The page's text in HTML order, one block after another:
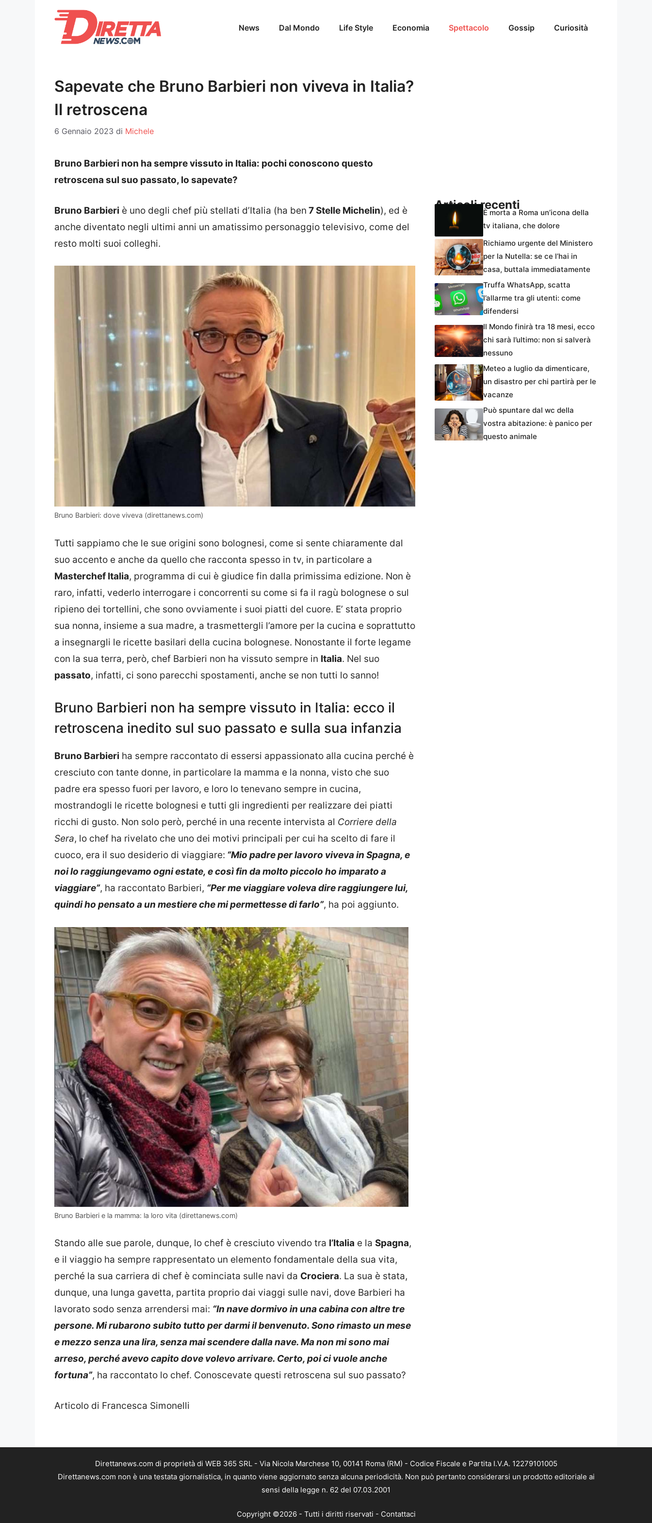
News Dal Mondo Life Style Economia Spettacolo Gossip Curiosità
Sapevate che Bruno Barbieri non viveva in Italia?
Il retroscena
6 Gennaio 2023 di Michele
Bruno Barbieri non ha sempre vissuto in Italia: pochi conoscono questo
retroscena sul suo passato, lo sapevate?
Bruno Barbieri è uno degli chef più stellati d’Italia (ha ben 7 Stelle Michelin), ed è
anche diventato negli ultimi anni un amatissimo personaggio televisivo, come del
resto molti suoi colleghi.
Bruno Barbieri: dove viveva (direttanews.com)
Tutti sappiamo che le sue origini sono bolognesi, come si sente chiaramente dal
suo accento e anche da quello che racconta spesso in tv, in particolare a
Masterchef Italia, programma di cui è giudice fin dalla primissima edizione. Non è
raro, infatti, vederlo interrogare i concorrenti su come si fa il ragù bolognese o sul
ripieno dei tortellini, che sono ovviamente i suoi piatti del cuore. E’ stata proprio
sua nonna, insieme a sua madre, a trasmettergli l’amore per la cucina e soprattutto
a insegnargli le ricette basilari della cucina bolognese. Nonostante il forte legame
con la sua terra, però, chef Barbieri non ha vissuto sempre in Italia. Nel suo
passato, infatti, ci sono parecchi spostamenti, anche se non tutti lo sanno!
Bruno Barbieri non ha sempre vissuto in Italia: ecco il
retroscena inedito sul suo passato e sulla sua infanzia
Bruno Barbieri ha sempre raccontato di essersi appassionato alla cucina perché è
cresciuto con tante donne, in particolare la mamma e la nonna, visto che suo
padre era spesso fuori per lavoro, e loro lo tenevano sempre in cucina,
mostrandogli le ricette bolognesi e tutti gli ingredienti per realizzare dei piatti
ricchi di gusto. Non solo però, perché in una recente intervista al Corriere della
Sera, lo chef ha rivelato che uno dei motivi principali per cui ha scelto di fare il
cuoco, era il suo desiderio di viaggiare: “Mio padre per lavoro viveva in Spagna, e
noi lo raggiungevamo ogni estate, e così fin da molto piccolo ho imparato a
viaggiare”, ha raccontato Barbieri, “Per me viaggiare voleva dire raggiungere lui,
quindi ho pensato a un mestiere che mi permettesse di farlo”, ha poi aggiunto.
Bruno Barbieri e la mamma: la loro vita (direttanews.com)
Stando alle sue parole, dunque, lo chef è cresciuto vivendo tra l’Italia e la Spagna,
e il viaggio ha sempre rappresentato un elemento fondamentale della sua vita,
perché la sua carriera di chef è cominciata sulle navi da Crociera. La sua è stata,
dunque, una lunga gavetta, partita proprio dai viaggi sulle navi, dove Barbieri ha
lavorato sodo senza arrendersi mai: “In nave dormivo in una cabina con altre tre
persone. Mi rubarono subito tutto per darmi il benvenuto. Sono rimasto un mese
e mezzo senza una lira, senza mai scendere dalla nave. Ma non mi sono mai
arreso, perché avevo capito dove volevo arrivare. Certo, poi ci vuole anche
fortuna”, ha raccontato lo chef. Conoscevate questi retroscena sul suo passato?
Articolo di Francesca Simonelli
Articoli recenti
È morta a Roma un’icona della
tv italiana, che dolore
Richiamo urgente del Ministero
per la Nutella: se ce l’hai in
casa, buttala immediatamente
Truffa WhatsApp, scatta
l’allarme tra gli utenti: come
difendersi
Il Mondo finirà tra 18 mesi, ecco
chi sarà l’ultimo: non si salverà
nessuno
Meteo a luglio da dimenticare,
un disastro per chi partirà per le
vacanze
Può spuntare dal wc della
vostra abitazione: è panico per
questo animale
Direttanews.com di proprietà di WEB 365 SRL - Via Nicola Marchese 10, 00141 Roma (RM) - Codice Fiscale e Partita I.V.A. 12279101005
Direttanews.com non è una testata giornalistica, in quanto viene aggiornato senza alcuna periodicità. Non può pertanto considerarsi un prodotto editoriale ai
sensi della legge n. 62 del 07.03.2001
Copyright ©2026 - Tutti i diritti riservati - Contattaci